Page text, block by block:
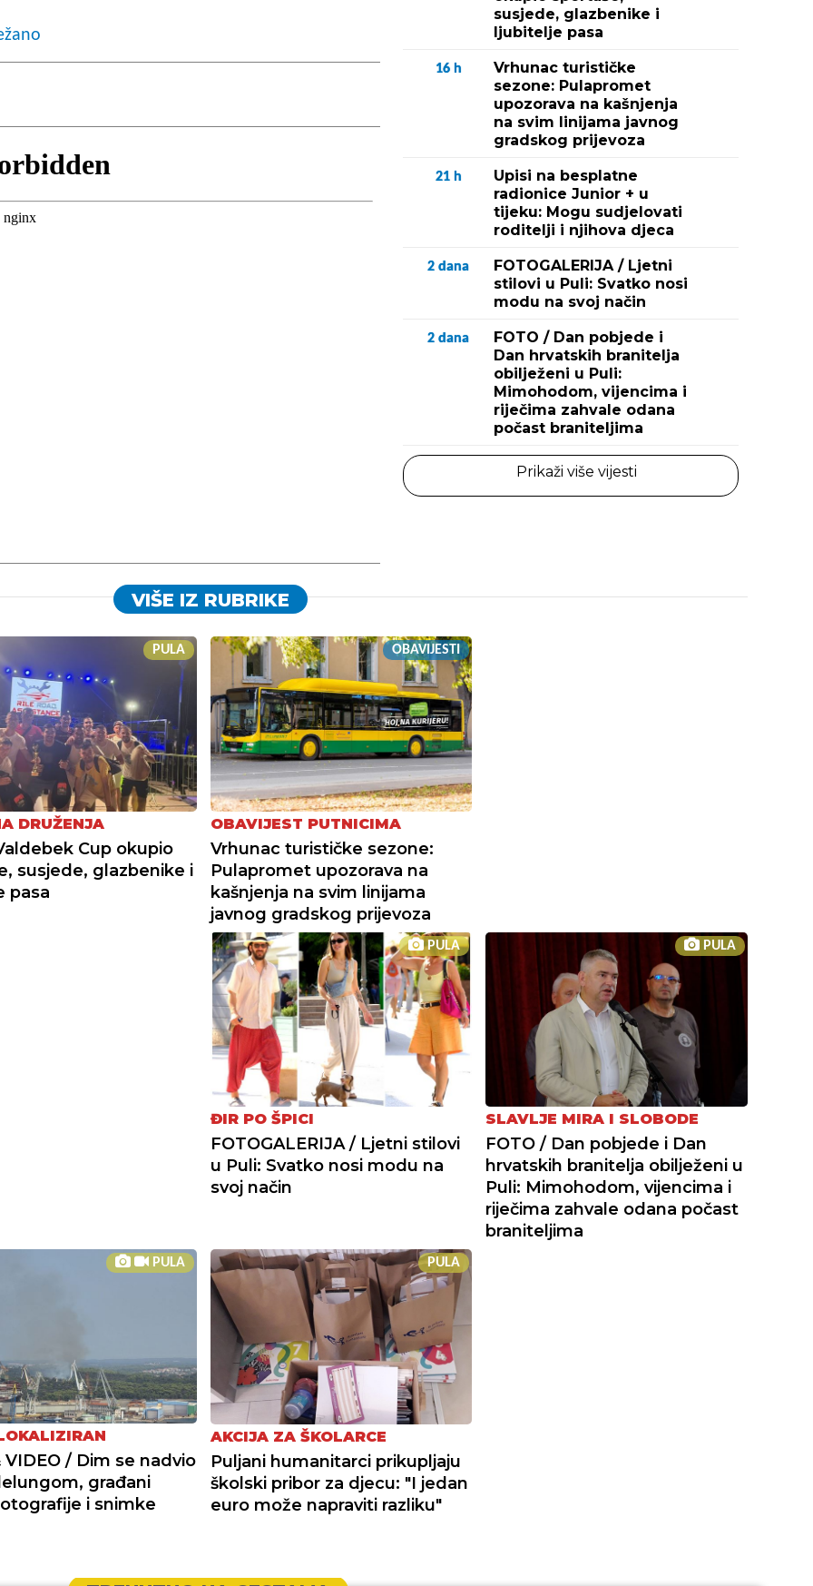
susjede, glazbenike i
ljubitelje pasa
16 h
Vrhunac turističke
sezone: Pulapromet
upozorava na kašnjenja
na svim linijama javnog
gradskog prijevoza
21 h
Upisi na besplatne
radionice Junior + u
tijeku: Mogu sudjelovati
roditelji i njihova djeca
2 dana
FOTOGALERIJA / Ljetni
stilovi u Puli: Svatko nosi
modu na svoj način
2 dana
FOTO / Dan pobjede i
Dan hrvatskih branitelja
obilježeni u Puli:
Mimohodom, vijencima i
riječima zahvale odana
počast braniteljima
Prikaži više vijesti
VIŠE IZ RUBRIKE
PULA
DRUŽENJA
Cup okupio
susjede, glazbenike i
pasa
OBAVIJESTI
OBAVIJEST PUTNICIMA
Vrhunac turističke sezone:
Pulapromet upozorava na
kašnjenja na svim linijama
javnog gradskog prijevoza
PULA
ĐIR PO ŠPICI
FOTOGALERIJA / Ljetni stilovi
u Puli: Svatko nosi modu na
svoj način
PULA
SLAVLJE MIRA I SLOBODE
FOTO / Dan pobjede i Dan
hrvatskih branitelja obilježeni u
Puli: Mimohodom, vijencima i
riječima zahvale odana počast
braniteljima
PULA
VIDEO / Dim se nadvio
građani
i snimke
PULA
AKCIJA ZA ŠKOLARCE
Puljani humanitarci prikupljaju
školski pribor za djecu: "I jedan
euro može napraviti razliku"